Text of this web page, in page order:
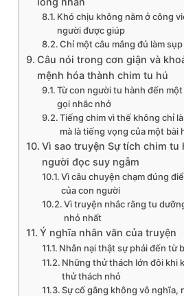
Khó chịu không nằm ở công
người được giúp
Chỉ một câu mắng đủ làm
Câu nói trong cơn giận và
mệnh hóa thành chim tu hú
Từ con người tu hành đến
gọi nhắc nhở
Tiếng chim vì thế không chỉ
mà là tiếng vọng của một bài
Vì sao truyện Sự tích chim tu
người đọc suy ngẫm
Vì câu chuyện chạm đúng
của con người
Vì truyện nhắc rằng tu
nhỏ nhất
Ý nghĩa nhân văn của truyện
Nhẫn nại thật sự phải đến từ
Những thử thách lớn đôi khi
thử thách nhỏ
Sự cố gắng không vô nghĩa,